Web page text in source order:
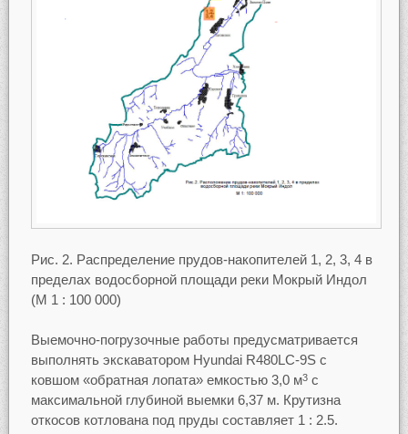
Рис. 2. Распределение прудов-накопителей 1, 2, 3, 4 в
пределах водосборной площади реки Мокрый Индол
(М 1 : 100 000)
Выемочно-погрузочные работы предусматривается
выполнять экскаватором Hyundai R480LC-9S с
ковшом «обратная лопата» емкостью 3,0 м3с
максимальной глубиной выемки 6,37 м. Крутизна
откосов котлована под пруды составляет 1 : 2.5.